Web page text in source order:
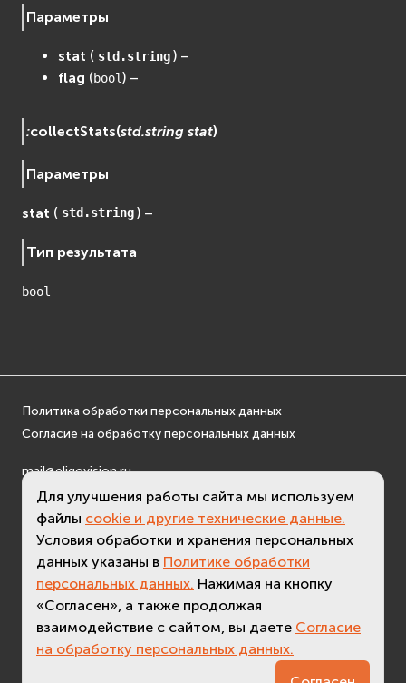
Параметры
stat ( std.string ) –
flag (bool) –
:collectStats(std.string stat)
Параметры
stat ( std.string ) –
Тип результата
bool
актуальная версия - 3.7)
Политика обработки персональных данных
Согласие на обработку персональных данных
mail@eligovision.ru
+7 (495) 740 08 16
© ООО "ЭлигоВижн", 2005-2026
Для улучшения работы сайта мы используем
файлы cookie и другие технические данные.
Условия обработки и хранения персональных
данных указаны в Политике обработки
персональных данных. Нажимая на кнопку
«Согласен», а также продолжая
взаимодействие с сайтом, вы даете Согласие
на обработку персональных данных.